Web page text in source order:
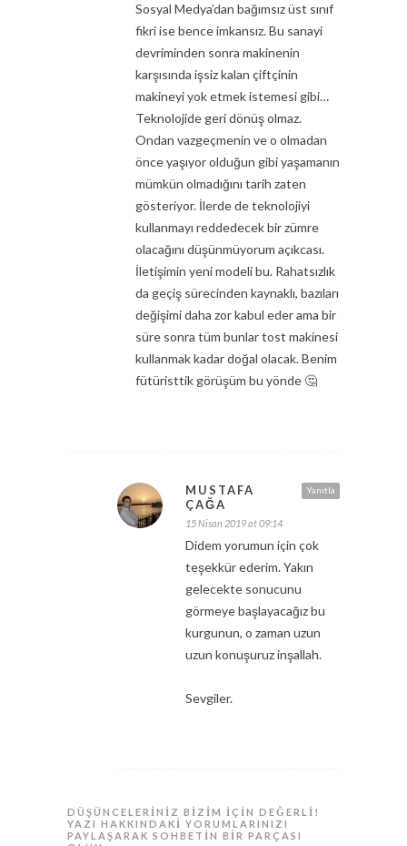
Sosyal Medya’dan bağımsız üst sınıf
fikri ise bence imkansız. Bu sanayi
devriminden sonra makinenin
karşısında işsiz kalan çiftçinin
makineyi yok etmek istemesi gibi…
Teknolojide geri dönüş olmaz.
Ondan vazgeçmenin ve o olmadan
önce yaşıyor olduğun gibi yaşamanın
mümkün olmadığını tarih zaten
gösteriyor. İlerde de teknolojiyi
kullanmayı reddedecek bir zümre
olacağını düşünmüyorum açıkcası.
İletişimin yeni modeli bu. Rahatsızlık
da geçiş sürecinden kaynaklı, bazıları
değişimi daha zor kabul eder ama bir
süre sonra tüm bunlar tost makinesi
kullanmak kadar doğal olacak. Benim
fütüristtik görüşüm bu yönde 🤔
Yanıtla
MUSTAFA
ÇAĞA
15 Nisan 2019 at 09:14
Didem yorumun için çok
teşekkür ederim. Yakın
gelecekte sonucunu
görmeye başlayacağız bu
kurgunun, o zaman uzun
uzun konuşuruz inşallah.
Sevgiler.
DÜŞÜNCELERINIZ BIZIM IÇIN DEĞERLI!
YAZI HAKKINDAKI YORUMLARINIZI
PAYLAŞARAK SOHBETIN BIR PARÇASI